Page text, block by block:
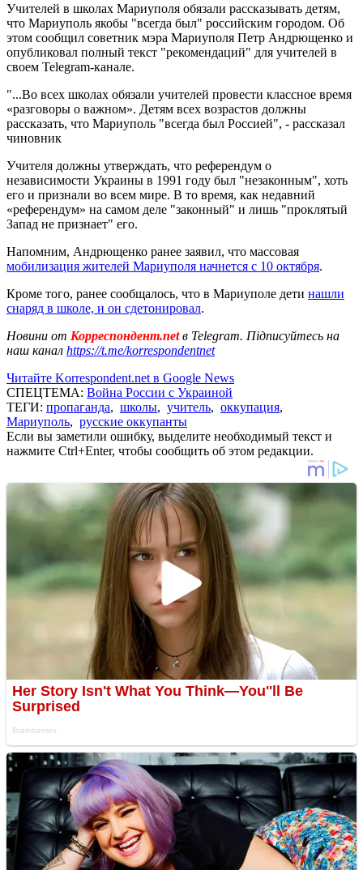
Учителей в школах Мариуполя обязали рассказывать детям,
что Мариуполь якобы "всегда был" российским городом. Об
этом сообщил советник мэра Мариуполя Петр Андрющенко и
опубликовал полный текст "рекомендаций" для учителей в
своем Telegram-канале.
"...Во всех школах обязали учителей провести классное время
«разговоры о важном». Детям всех возрастов должны
рассказать, что Мариуполь "всегда был Россией", - рассказал
чиновник
Учителя должны утверждать, что референдум о
независимости Украины в 1991 году был "незаконным", хоть
его и признали во всем мире. В то время, как недавний
«референдум» на самом деле "законный" и лишь "проклятый
Запад не признает" его.
Напомним, Андрющенко ранее заявил, что массовая
мобилизация жителей Мариуполя начнется с 10 октября.
Кроме того, ранее сообщалось, что в Мариуполе дети нашли
снаряд в школе, и он сдетонировал.
Новини от Корреспондент.netв Telegram. Підписуйтесь на
наш канал https://t.me/korrespondentnet
Читайте Korrespondent.net в Google News
СПЕЦТЕМА: Война России с Украиной
ТЕГИ: пропаганда, школы, учитель, оккупация,
Мариуполь, русские оккупанты
Если вы заметили ошибку, выделите необходимый текст и
нажмите Ctrl+Enter, чтобы сообщить об этом редакции.